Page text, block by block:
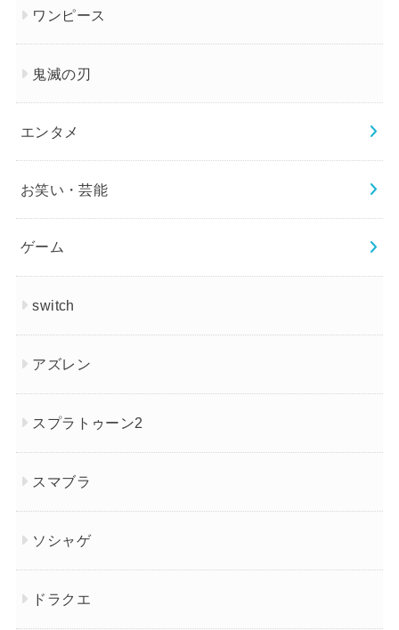
ワンピース
鬼滅の刃
エンタメ
お笑い・芸能
ゲーム
switch
アズレン
スプラトゥーン2
スマブラ
ソシャゲ
ドラクエ